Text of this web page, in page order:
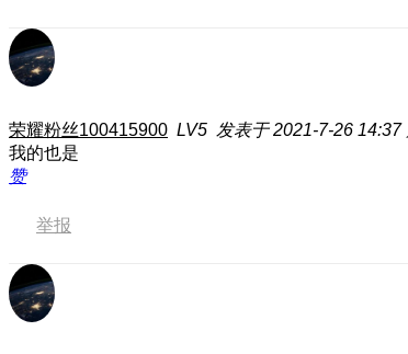
荣耀粉丝100415900 LV5 发表于 2021-7-26 14:37
我的也是
赞
举报